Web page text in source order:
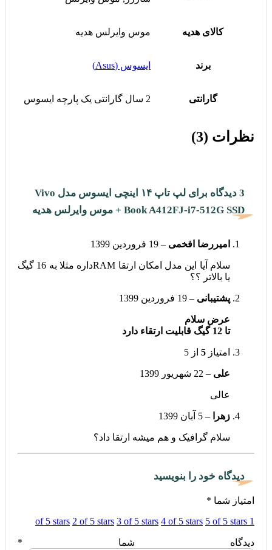
کالای هدیه موس وایرلس هدیه
برند ایسوس (Asus)
گارانتی 2 سال گارانتی یک پارچه ایسوس
نظرات (3)
3 دیدگاه برای
لپ تاپ ۱۴ اینچی ایسوس مدل Vivo
Book A412FJ-i7-512G SSD + موس وایرلس هدیه
امیررضا افخمی – 19 فروردین 1399
سلام آیا این مدل امکان ارتقا RAMداره مثلا به 16 گیگ
یا بالاتر ؟؟
پشتیبانی – 19 فروردین 1399
عرض سلام
تا 12 گیگ قابلیت ارتقاء دارد
امتیاز 5 از 5
علی – 22 شهریور 1399
عالی
زهرا – 5 آبان 1399
سلام گرافیک و هم میشه ارتقا داد؟
دیدگاه خود را بنویسید
امتیاز شما *
1 of 5 stars
2 of 5 stars 3 of 5 stars 4 of 5 stars 5 of 5 stars
دیدگاه شما *